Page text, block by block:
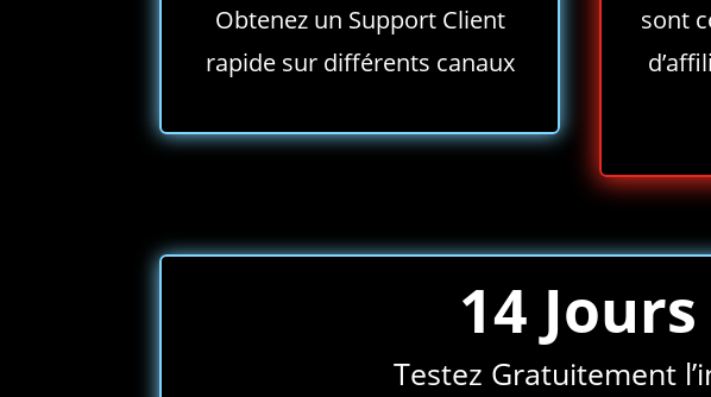
Obtenez un Support Client
rapide sur différents canaux
sont
14 Jours
Testez Gratuitement